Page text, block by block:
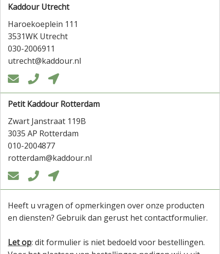
Kaddour Utrecht
Haroekoeplein 111
3531WK Utrecht
030-2006911
utrecht@kaddour.nl
  
Petit Kaddour Rotterdam
Zwart Janstraat 119B
3035 AP Rotterdam
010-2004877
rotterdam@kaddour.nl
  
Heeft u vragen of opmerkingen over onze producten
en diensten? Gebruik dan gerust het contactformulier.
Let op: dit formulier is niet bedoeld voor bestellingen.